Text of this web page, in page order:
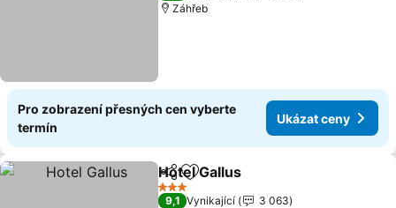
Záhřeb
Pro zobrazení přesných cen vyberte
termín
Ukázat ceny
SdíletPřidat na seznam oblíbených
Hotel Gallus
3 Počet hvězdiček
9,1 Vynikající
3 063